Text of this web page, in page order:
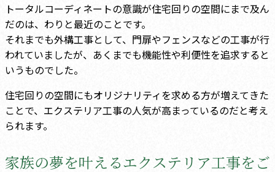
トータルコーディネートの意識が住宅回りの空間にまで及ん
だのは、わりと最近のことです。
それまでも外構工事として、門扉やフェンスなどの工事が行
われていましたが、あくまでも機能性や利便性を追求すると
いうものでした。
住宅回りの空間にもオリジナリティを求める方が増えてきた
ことで、エクステリア工事の人気が高まっているのだと考え
られます。
家族の夢を叶えるエクステリア工事をご